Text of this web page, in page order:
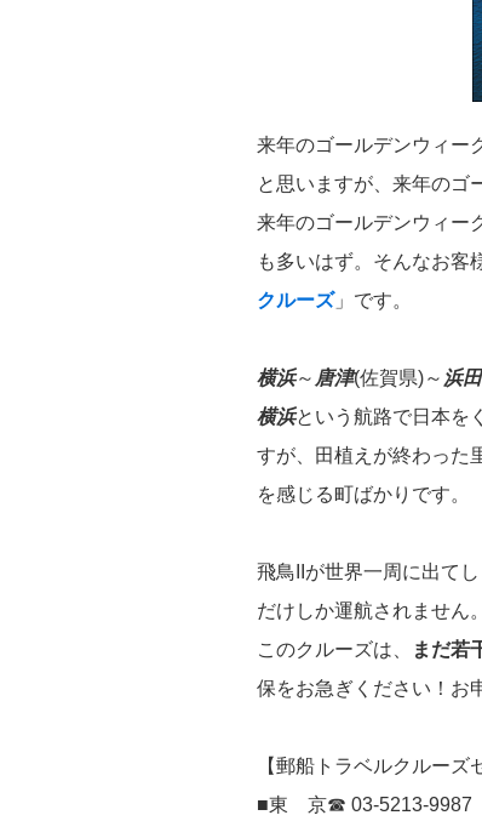
来年のゴールデンウィー
と思いますが、来年のゴ
来年のゴールデンウィー
も多いはず。そんなお客
クルーズ」です。
横浜～ 唐津(佐賀県)～ 浜田
横浜という航路で日本を
すが、田植えが終わった
を感じる町ばかりです。
飛鳥IIが世界一周に出て
だけしか運航されません。
このクルーズは、
まだ若
保をお急ぎください！お
【郵船トラベルクルーズ
■東 京☎ 03-5213-9987